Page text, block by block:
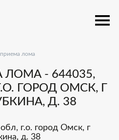
лома
- 644035,
ГОРОД ОМСК, Г
Д. 38
г.о. город Омск, г
д. 38